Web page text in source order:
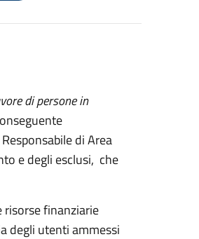
di persone in
di Area
e degli esclusi, che
finanziarie
degli utenti ammessi